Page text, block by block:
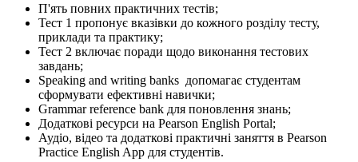
П'ять повних практичних тестів;
Тест 1 пропонує вказівки до кожного розділу тесту,
приклади та практику;
Тест 2 включає поради щодо виконання тестових
завдань;
Speaking and writing banks допомагає студентам
сформувати ефективні навички;
Grammar reference bank для поновлення знань;
Додаткові ресурси на Pearson English Portal;
Аудіо, відео та додаткові практичні заняття в Pearson
Practice English App для студентів.